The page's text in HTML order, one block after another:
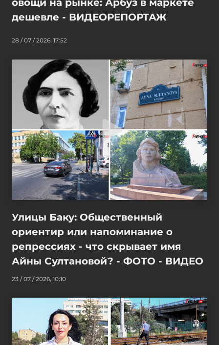
овощи на рынке: Арбуз в маркете
дешевле - ВИДЕОРЕПОРТАЖ
28 / 07 / 2026, 17:52
Улицы Баку: Общественный
ориентир или напоминание о
репрессиях - что скрывает имя
Айны Султановой? - ФОТО - ВИДЕО
23 / 07 / 2026, 10:10